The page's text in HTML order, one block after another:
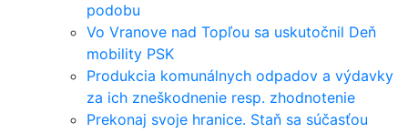
podobu
Vo Vranove nad Topľou sa uskutočnil Deň
mobility PSK
Produkcia komunálnych odpadov a výdavky
za ich zneškodnenie resp. zhodnotenie
Prekonaj svoje hranice. Staň sa súčasťou